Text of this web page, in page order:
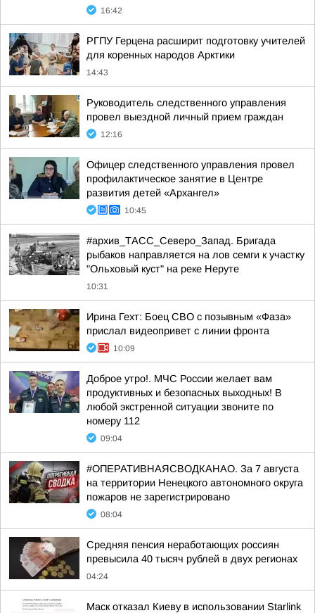
16:42
РГПУ Герцена расширит подготовку учителей
для коренных народов Арктики
14:43
Руководитель следственного управления
провел выездной личный прием граждан
12:16
Офицер следственного управления провел
профилактическое занятие в Центре
развития детей «Архангел»
10:45
#архив_ТАСС_Северо_Запад. Бригада
рыбаков направляется на лов семги к участку
"Ольховый куст" на реке Неруте
10:31
Ирина Гехт: Боец СВО с позывным «Фаза»
прислал видеопривет с линии фронта
10:09
Доброе утро!. МЧС России желает вам
продуктивных и безопасных выходных! В
любой экстренной ситуации звоните по
номеру 112
09:04
#ОПЕРАТИВНАЯСВОДКАНАО. За 7 августа
на территории Ненецкого автономного округа
пожаров не зарегистрировано
08:04
Средняя пенсия неработающих россиян
превысила 40 тысяч рублей в двух регионах
04:24
Маск отказал Киеву в использовании Starlink